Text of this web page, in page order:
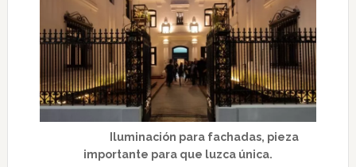
Iluminación para fachadas, pieza
importante para que luzca única.